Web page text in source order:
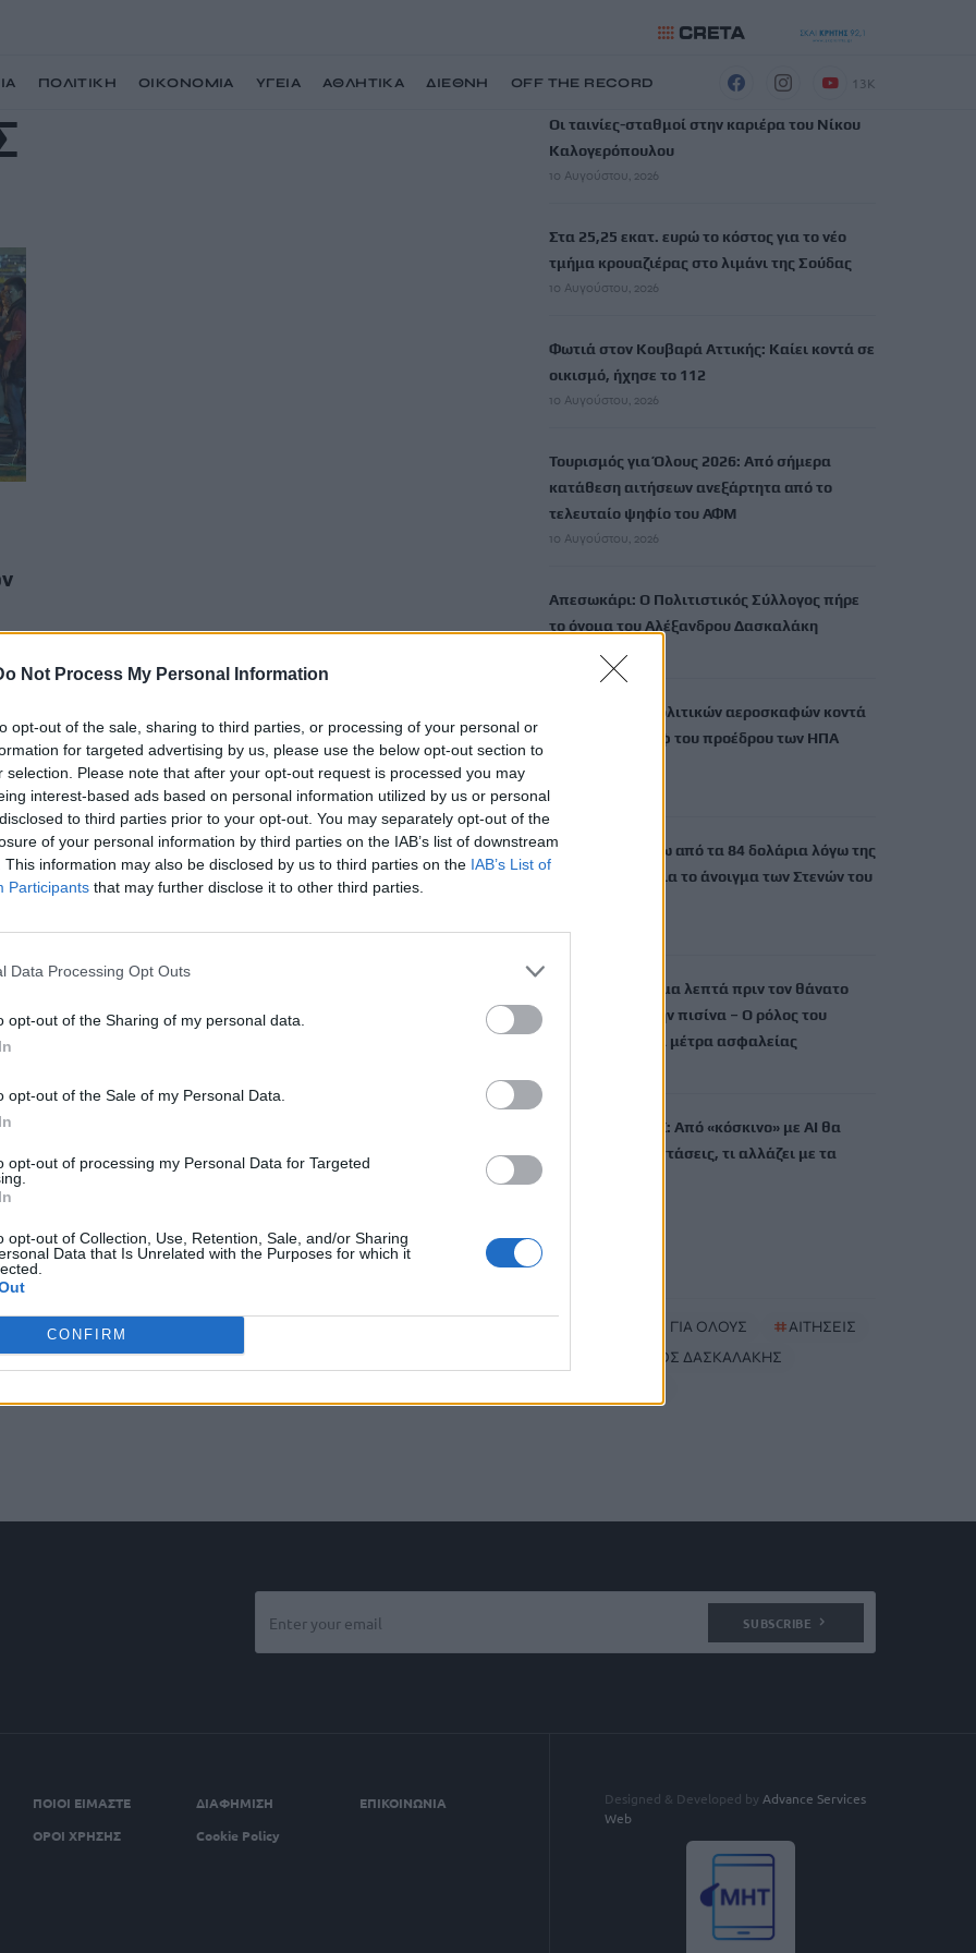
Not Process My Personal Information
opt-out of the sale, sharing to third parties, or processing of your personal or
for targeted advertising by us, please use the below opt-out section to
selection. Please note that after your opt-out request is processed you may
interest-based ads based on personal information utilized by us or personal
to third parties prior to your opt-out. You may separately opt-out of the
of your personal information by third parties on the IAB’s list of downstream
This information may also be disclosed by us to third parties on the IAB’s List of
Participants that may further disclose it to other third parties.
Data Processing Opt Outs
opt-out of the Sharing of my personal data.
opt-out of the Sale of my Personal Data.
opt-out of processing my Personal Data for Targeted
opt-out of Collection, Use, Retention, Sale, and/or Sharing
Data that Is Unrelated with the Purposes for which it
CONFIRM
ΠΟΛΙΤΙΚΗ ΟΙΚΟΝΟΜΙΑ ΥΓΕΙΑ ΑΘΛΗΤΙΚΑ ΔΙΕΘΝΗ OFF THE RECORD 13K
ΡΟΗ ΕΙΔΗΣΕΩΝ
Οι ταινίες-σταθμοί στην καριέρα του Νίκου
Καλογερόπουλου
10 Αυγούστου, 2026
Στα 25,25 εκατ. ευρώ το κόστος για το νέο
τμήμα κρουαζιέρας στο λιμάνι της Σούδας
10 Αυγούστου, 2026
Φωτιά στον Κουβαρά Αττικής: Καίει κοντά σε
οικισμό, ήχησε το 112
10 Αυγούστου, 2026
Τουρισμός για Όλους 2026: Από σήμερα
κατάθεση αιτήσεων ανεξάρτητα από το
τελευταίο ψηφίο του ΑΦΜ
10 Αυγούστου, 2026
Απεσωκάρι: Ο Πολιτιστικός Σύλλογος πήρε
το όνομα του Αλέξανδρου Δασκαλάκη
Αναχαιτίσεις πολιτικών αεροσκαφών κοντά
σε γήπεδο γκολφ του προέδρου των ΗΠΑ
10 Αυγούστου, 2026
Πετρέλαιο: Πάνω από τα 84 δολάρια λόγω της
αβεβαιότητας για το άνοιγμα των Στενών του
Πάρος: Τα κρίσιμα λεπτά πριν τον θάνατο
του 4χρονου στην πισίνα – Ο ρόλος του
ιδιοκτήτη και τα μέτρα ασφαλείας
Ανασφάλιστα ΙΧ: Από «κόσκινο» με AI θα
περάσουν οι ενστάσεις, τι αλλάζει με τα
ΤΟΥΡΙΣΜΟΣ ΓΙΑ ΟΛΟΥΣ #ΑΙΤΗΣΕΙΣ
ΑΛΕΞΑΝΔΡΟΣ ΔΑΣΚΑΛΑΚΗΣ
SUBSCRIBE
ΠΟΙΟΙ ΕΙΜΑΣΤΕ ΔΙΑΦΗΜΙΣΗ
ΕΠΙΚΟΙΝΩΝΙΑ
ΟΡΟΙ ΧΡΗΣΗΣ
Cookie Policy
Designed & Developed by Advance Services
Web